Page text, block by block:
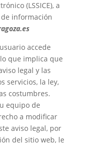
(LSSICE), a
información
accede
que implica que
legal y las
servicios, la ley,
costumbres.
equipo de
a modificar
aviso legal, por
del sitio web, le